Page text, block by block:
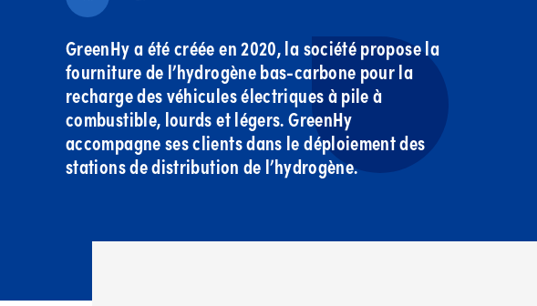
GreenHy a été créée en 2020, la société propose la
fourniture de l’hydrogène bas-carbone pour la
recharge des véhicules électriques à pile à
combustible, lourds et légers. GreenHy
accompagne ses clients dans le déploiement des
stations de distribution de l’hydrogène.